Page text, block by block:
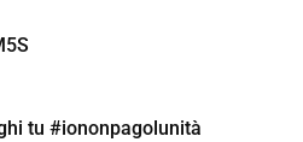
tu #iononpagolunità